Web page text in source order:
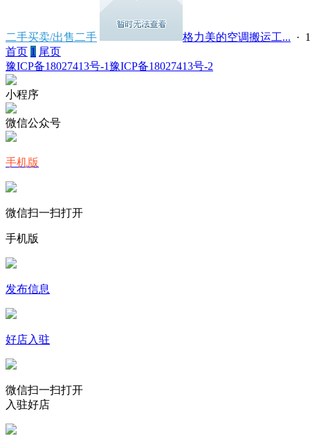
二手买卖/出售二手 格力美的空调搬运工... ·
首页 1 尾页
豫ICP备18027413号-1豫ICP备18027413号-2
小程序
微信公众号
手机版
微信扫一扫打开
手机版
发布信息
好店入驻
微信扫一扫打开
入驻好店